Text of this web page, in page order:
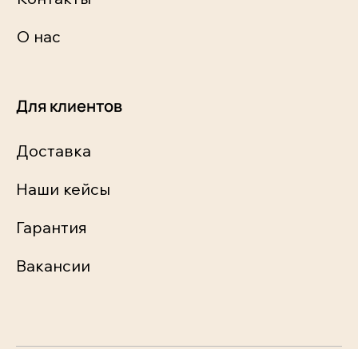
О нас
Для клиентов
Доставка
Наши кейсы
Гарантия
Вакансии